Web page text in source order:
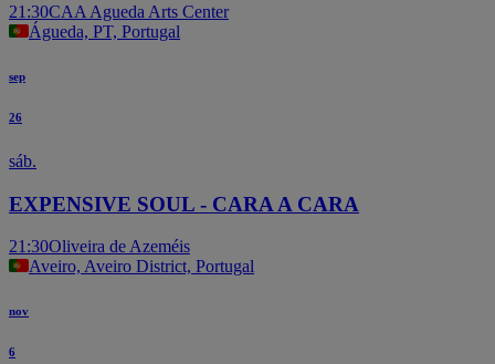
21:30CAA Agueda Arts Center
Águeda, PT, Portugal
sep
26
sáb.
EXPENSIVE SOUL - CARA A CARA
21:30Oliveira de Azeméis
Aveiro, Aveiro District, Portugal
nov
6